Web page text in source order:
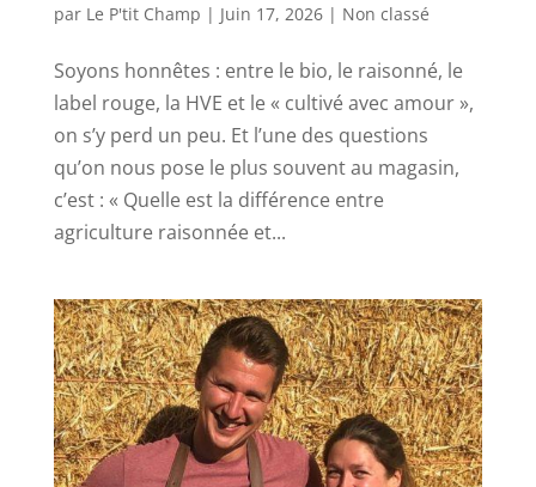
par Le P'tit Champ | Juin 17, 2026| Non classé
Soyons honnêtes : entre le bio, le raisonné, le
label rouge, la HVE et le « cultivé avec amour »,
on s’y perd un peu. Et l’une des questions
qu’on nous pose le plus souvent au magasin,
c’est : « Quelle est la différence entre
agriculture raisonnée et...